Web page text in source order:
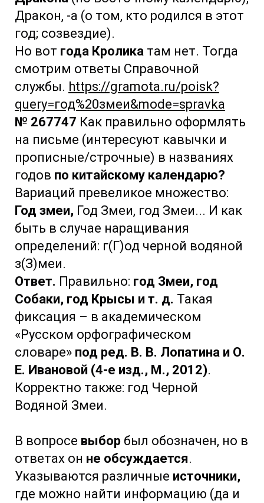
Дракон, -а (о том, кто родился в этот
год; созвездие).
Но вот года Кролика там нет. Тогда
смотрим ответы Справочной
службы. https://gramota.ru/poisk?
query=год%20змеи&mode=spravka
№ 267747 Как правильно оформлять
на письме (интересуют кавычки и
прописные/строчные) в названиях
годов по китайскому календарю?
Вариаций превеликое множество:
Год змеи, Год Змеи, год Змеи... И как
быть в случае наращивания
определений: г(Г)од черной водяной
з(З)меи.
Ответ. Правильно: год Змеи, год
Собаки, год Крысы и т. д. Такая
фиксация – в академическом
«Русском орфографическом
словаре» под ред. В. В. Лопатина и О.
Е. Ивановой (4-е изд., М., 2012).
Корректно также: год Черной
Водяной Змеи.
В вопросе выбор был обозначен, но в
ответах он не обсуждается.
Указываются различные источники,
где можно найти информацию (да и